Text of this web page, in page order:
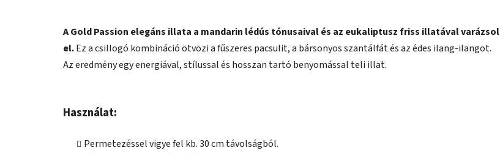
A Gold Passion elegáns illata a mandarin lédús tónusaival és az eukaliptusz friss illatával varázsol
el.Ez a csillogó kombináció ötvözi a fűszeres pacsulit, a bársonyos szantálfát és az édes ilang-ilangot.
Az eredmény egy energiával, stílussal és hosszan tartó benyomással teli illat.
Használat:
Permetezéssel vigye fel kb. 30 cm távolságból.